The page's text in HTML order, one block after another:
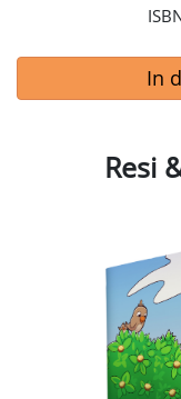
In
Resi